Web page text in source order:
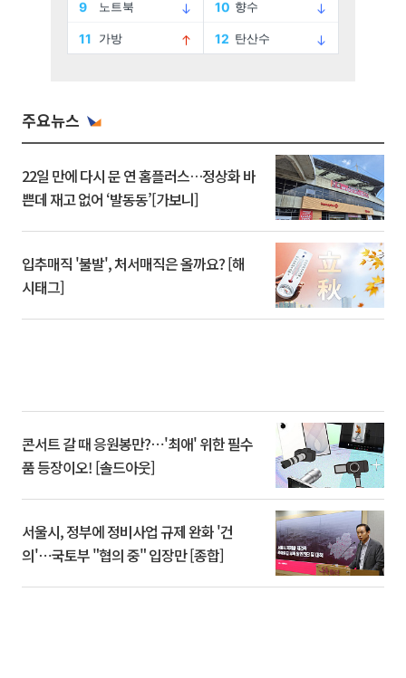
주요뉴스
22일 만에 다시 문 연 홈플러스…정상화 바
쁜데 재고 없어 ‘발동동’[가보니]
입추매직 '불발', 처서매직은 올까요? [해
시태그]
콘서트 갈 때 응원봉만?⋯'최애' 위한 필수
품 등장이오! [솔드아웃]
서울시, 정부에 정비사업 규제 완화 '건
의'⋯국토부 "협의 중" 입장만 [종합]